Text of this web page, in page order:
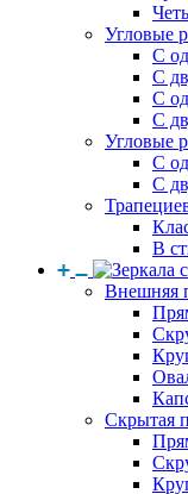
Угловые
С
С
С
С
Угловые
С
С
В
Внешняя
Скрытая